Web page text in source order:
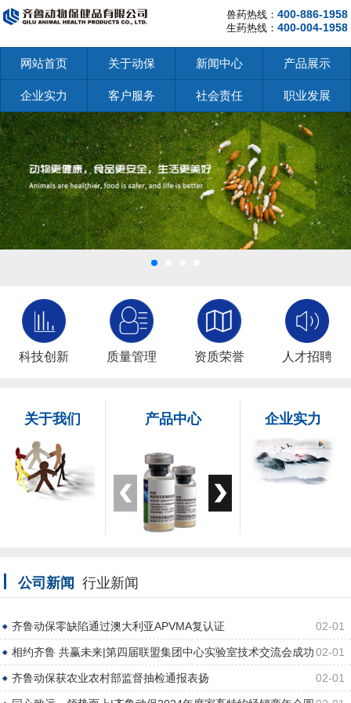
兽药热线： 400-886-1958
生药热线： 400-004-1958
网站首页 关于动保 新闻中心 产品展示
企业实力 客户服务 社会责任 职业发展
科技创新 质量管理 资质荣誉 人才招聘
关于我们 产品中心 企业实力
公司新闻 行业新闻
02-01
齐鲁动保零缺陷通过澳大利亚APVMA复认证
02-01
相约齐鲁 共赢未来|第四届联盟集团中心实验室技术交流会成功
举办
02-01
齐鲁动保获农业农村部监督抽检通报表扬